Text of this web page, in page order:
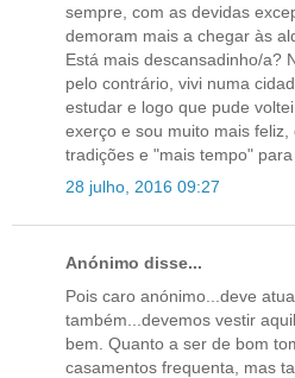
sempre, com as devidas
demoram mais a chegar às
Está mais descansadinho/a?
pelo contrário, vivi numa
estudar e logo que pude
exerço e sou muito mais feliz,
tradições e "mais tempo"
28 julho, 2016 09:27
Anónimo disse...
Pois caro anónimo...deve
também...devemos vestir
bem. Quanto a ser de bom
casamentos frequenta, mas